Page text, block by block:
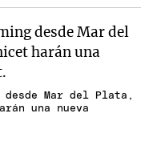
Mar del Plata,
una nueva